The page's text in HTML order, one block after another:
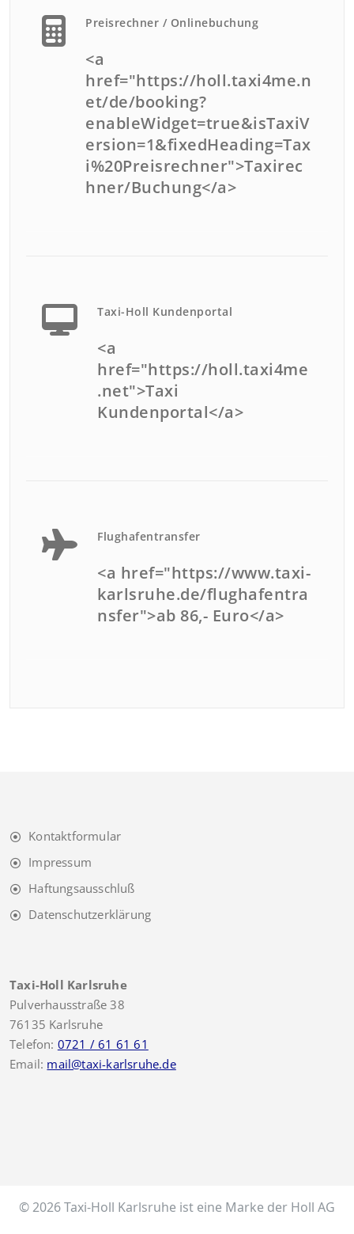
Preisrechner / Onlinebuchung
<a
href="https://holl.taxi4me.n
et/de/booking?
enableWidget=true&isTaxiV
ersion=1&fixedHeading=Tax
i%20Preisrechner">Taxirec
hner/Buchung</a>
Taxi-Holl Kundenportal
<a
href="https://holl.taxi4me
.net">Taxi
Kundenportal</a>
Flughafentransfer
<a href="https://www.taxi-
karlsruhe.de/flughafentra
nsfer">ab 86,- Euro</a>
Kontaktformular
Impressum
Haftungsausschluß
Datenschutzerklärung
Taxi-Holl Karlsruhe
Pulverhausstraße 38
76135 Karlsruhe
Telefon: 0721 / 61 61 61
Email: mail@taxi-karlsruhe.de
© 2026 Taxi-Holl Karlsruhe ist eine Marke der Holl AG